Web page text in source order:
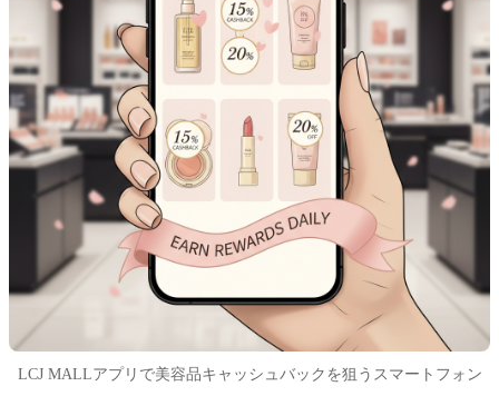
LCJ MALLアプリで美容品キャッシュバックを狙うスマートフォン